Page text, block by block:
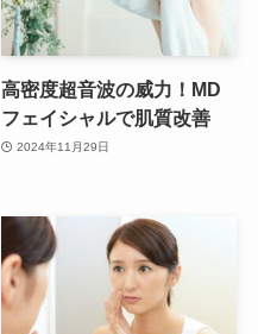
高密度超音波の威力！MD
フェイシャルで肌質改善
2024年11月29日